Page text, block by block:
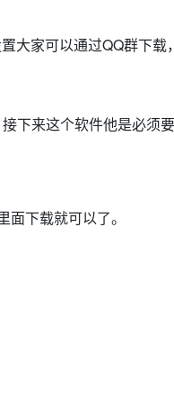
大家可以通过QQ群下
下来这个软件他是必须
下载就可以了。